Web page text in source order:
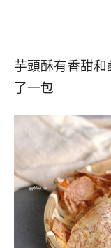
芋頭酥有香甜
了一包